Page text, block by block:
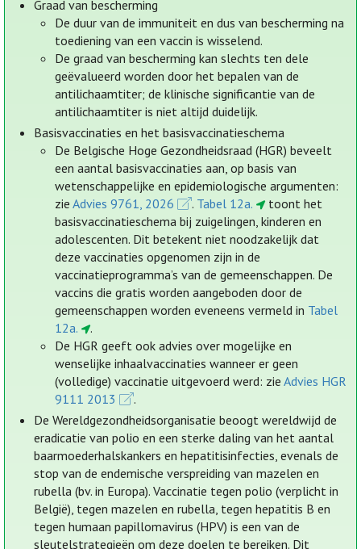
Graad van bescherming
De duur van de immuniteit en dus van bescherming na
toediening van een vaccin is wisselend.
De graad van bescherming kan slechts ten dele
geëvalueerd worden door het bepalen van de
antilichaamtiter; de klinische significantie van de
antilichaamtiter is niet altijd duidelijk.
Basisvaccinaties en het basisvaccinatieschema
De Belgische Hoge Gezondheidsraad (HGR) beveelt
een aantal basisvaccinaties aan, op basis van
wetenschappelijke en epidemiologische argumenten:
zieAdvies 9761, 2026 . Tabel 12a.
toont het
basisvaccinatieschema bij zuigelingen, kinderen en
adolescenten. Dit betekent niet noodzakelijk dat
deze vaccinaties opgenomen zijn in de
vaccinatieprogramma’s van de gemeenschappen. De
vaccins die gratis worden aangeboden door de
gemeenschappen worden eveneens vermeld in Tabel
12a.
.
De HGR geeft ook advies over mogelijke en
wenselijke inhaalvaccinaties wanneer er geen
(volledige) vaccinatie uitgevoerd werd: zieAdvies HGR
9111 2013
.
De Wereldgezondheidsorganisatie beoogt wereldwijd de
eradicatie van polio en een sterke daling van het aantal
baarmoederhalskankers en hepatitisinfecties, evenals de
stop van de endemische verspreiding van mazelen en
rubella (bv. in Europa). Vaccinatie tegen polio (verplicht in
België), tegen mazelen en rubella, tegen hepatitis B en
tegen humaan papillomavirus (HPV) is een van de
sleutelstrategieën om deze doelen te bereiken. Dit